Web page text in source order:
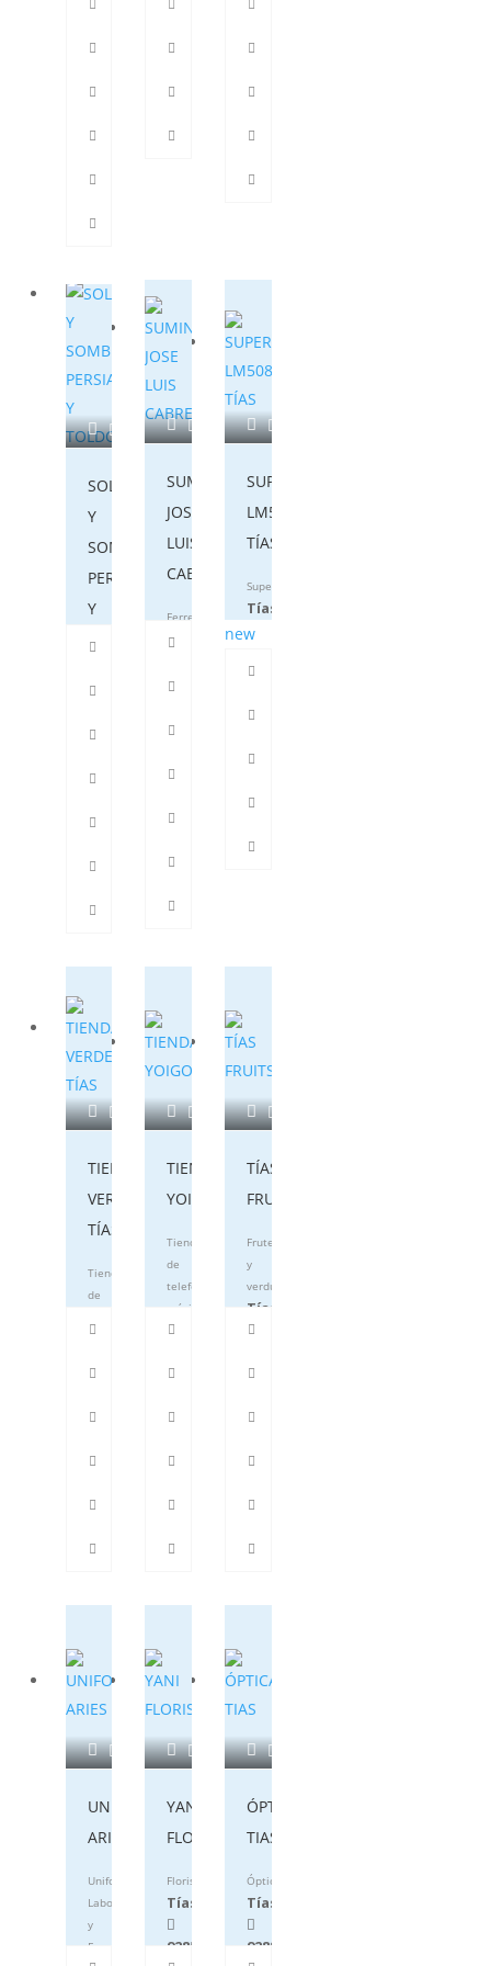
SOL
Y
SOMBRA
PERSIANAS
Y
TOLDOS
Tías
928524013
SUMINISTROS
JOSE
LUIS
CABRERA
Ferretería
especializada
SUPERMERCADO
LM508
TÍAS
Supermercado
Tías
new
TIENDA
VERDE
TÍAS
Tienda
de
Tías
928834239
TIENDA
YOIGO
Tienda
de
telefonía
móvil
Tías
928524728
TÍAS
FRUITS
Frutería
y
verdulería
Tías
UNIFORMES
ARIES
Uniformidad
Laboral
y
Escolar
YANI
FLORISTERÍA
Floristería
Tías
928524095
ÓPTICA
TIAS
Óptica
Tías
928834036